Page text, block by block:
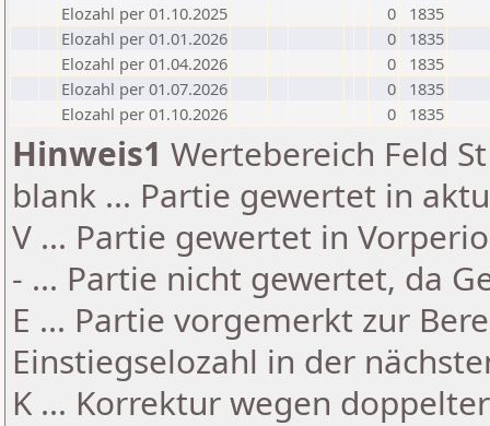
Elozahl per 01.10.2025
0
1835
Elozahl per 01.01.2026
0
1835
Elozahl per 01.04.2026
0
1835
Elozahl per 01.07.2026
0
1835
Elozahl per 01.10.2026
0 1835
Hinweis1 Wertebereich Feld
blank ... Partie gewertet in
V ... Partie gewertet in
- ... Partie nicht gewertet, da
E ... Partie vorgemerkt zur
Einstiegselozahl in der
K ... Korrektur wegen